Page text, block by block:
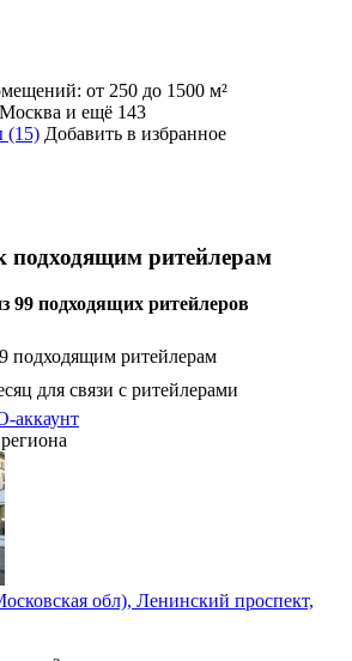
от 250 до 1500 м²
Москва и ещё 143
(15) Добавить в избранное
подходящим ритейлерам
99 подходящих ритейлеров
подходящим ритейлерам
для связи с ритейлерами
аккаунт
обл), Ленинский проспект,